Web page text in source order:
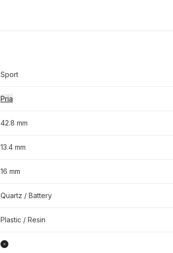
Sport
Pria
42.8 mm
13.4 mm
16 mm
Quartz / Battery
Plastic / Resin